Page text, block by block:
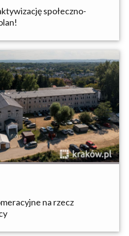
społeczno-
na rzecz